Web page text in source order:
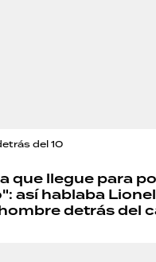
del 10
que llegue para
así hablaba
detrás del